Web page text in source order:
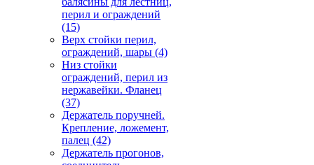
перил и ограждений
(15)
Верх стойки перил,
ограждений, шары (4)
Низ стойки
ограждений, перил из
нержавейки. Фланец
(37)
Держатель поручней.
Крепление, ложемент,
палец (42)
Держатель прогонов,